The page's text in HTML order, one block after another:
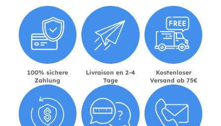
100% sichere
Zahlung
Livraison en 2-4
Tage
Kostenloser
Versand ab 75€